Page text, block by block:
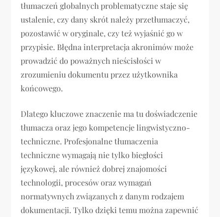
tłumaczeń globalnych problematyczne staje się
ustalenie, czy dany skrót należy przetłumaczyć,
pozostawić w oryginale, czy też wyjaśnić go w
przypisie. Błędna interpretacja akronimów może
prowadzić do poważnych nieścisłości w
zrozumieniu dokumentu przez użytkownika
końcowego.
Dlatego kluczowe znaczenie ma tu doświadczenie
tłumacza oraz jego kompetencje lingwistyczno-
techniczne. Profesjonalne tłumaczenia
techniczne wymagają nie tylko biegłości
językowej, ale również dobrej znajomości
technologii, procesów oraz wymagań
normatywnych związanych z danym rodzajem
dokumentacji. Tylko dzięki temu można zapewnić